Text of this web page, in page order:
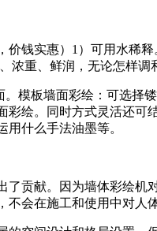
价钱实惠）1）可用水稀
浓重、鲜润，无论怎
模板墙面彩绘：可选
绘。同时方式灵活还
什么手法油墨等。
贡献。因为墙体彩绘
会在施工和使用中对人